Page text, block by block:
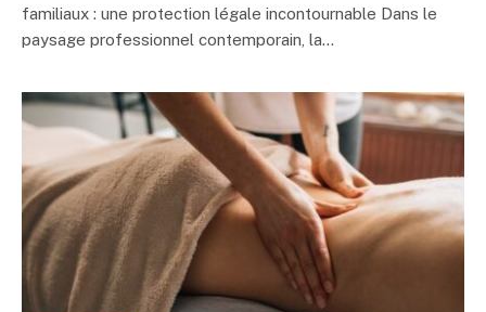
familiaux : une protection légale incontournable Dans le
paysage professionnel contemporain, la…